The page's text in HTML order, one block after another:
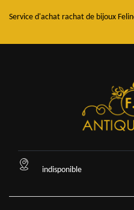
Service d'achat rachat de bijoux
indisponible